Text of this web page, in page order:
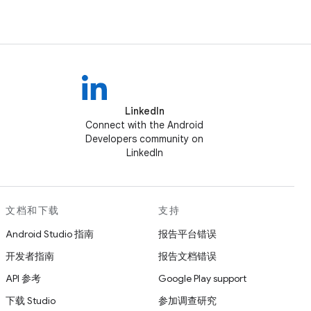
LinkedIn
Connect with the Android
Developers community on
LinkedIn
文档和下载
Android Studio 指南
开发者指南
API 参考
下载 Studio
支持
报告平台错误
报告文档错误
Google Play support
参加调查研究